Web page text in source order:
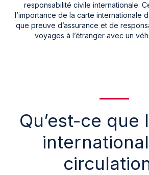
responsabilité civile internationale.
l’importance de la carte internationale
que preuve d’assurance et de
voyages à l’étranger avec un
Qu’est-ce que